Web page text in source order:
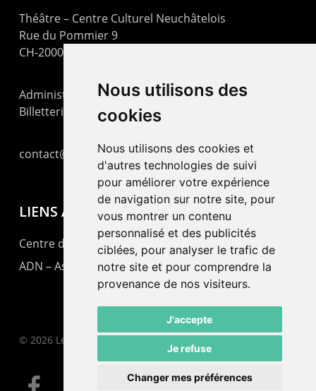
Nous utilisons des
cookies
Nous utilisons des cookies et
d'autres technologies de suivi
pour améliorer votre expérience
de navigation sur notre site, pour
vous montrer un contenu
personnalisé et des publicités
ciblées, pour analyser le trafic de
notre site et pour comprendre la
provenance de nos visiteurs.
J'accepte
Je refuse
Changer mes préférences
Théâtre – Centre Culturel Neuchâtelois
Rue du Pommier 9
CH-2000 Neuchâtel
Administration : +41 32 725 03 03
Billetterie : +41 32 725 05 05
contact@lepommier.ch
LIENS AMIS
Centre de culture ABC
ADN – Association Danse Neuchâtel
© 2026 Le Pommier.
facebook email